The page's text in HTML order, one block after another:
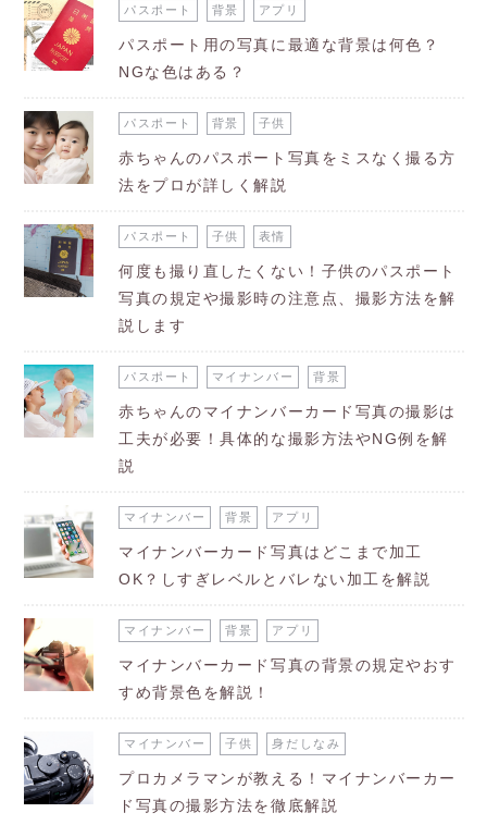
パスポート 背景 アプリ
パスポート用の写真に最適な背景は何色？
NGな色はある？
パスポート 背景 子供
赤ちゃんのパスポート写真をミスなく撮る方
法をプロが詳しく解説
パスポート 子供 表情
何度も撮り直したくない！子供のパスポート
写真の規定や撮影時の注意点、撮影方法を解
説します
パスポート マイナンバー 背景
赤ちゃんのマイナンバーカード写真の撮影は
工夫が必要！具体的な撮影方法やNG例を解
説
マイナンバー 背景 アプリ
マイナンバーカード写真はどこまで加工
OK？しすぎレベルとバレない加工を解説
マイナンバー 背景 アプリ
マイナンバーカード写真の背景の規定やおす
すめ背景色を解説！
マイナンバー 子供 身だしなみ
プロカメラマンが教える！マイナンバーカー
ド写真の撮影方法を徹底解説